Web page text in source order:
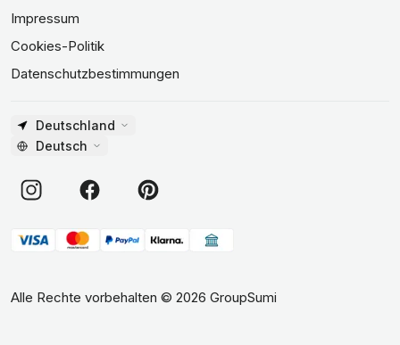
Impressum
Cookies-Politik
Datenschutzbestimmungen
Deutschland
Deutsch
Alle Rechte vorbehalten © 2026 GroupSumi